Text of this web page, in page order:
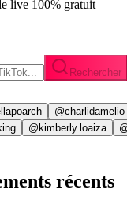
live 100% gratuit
Rechercher
@charlidamelio
@kimberly.loaiza
récents